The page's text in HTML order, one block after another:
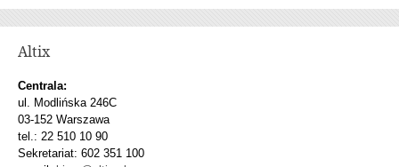
Altix
Centrala:
ul. Modlińska 246C
03-152 Warszawa
tel.: 22 510 10 90
Sekretariat: 602 351 100